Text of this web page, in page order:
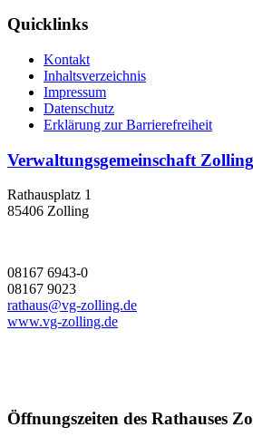
Quicklinks
Kontakt
Inhaltsverzeichnis
Impressum
Datenschutz
Erklärung zur Barrierefreiheit
Verwaltungsgemeinschaft Zolling
Rathausplatz 1
85406 Zolling
08167 6943-0
08167 9023
rathaus@vg-zolling.de
www.vg-zolling.de
Öffnungszeiten des Rathauses